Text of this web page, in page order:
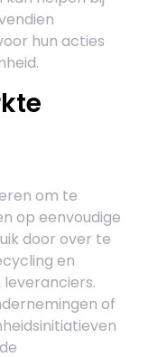
hun acties
om te
op eenvoudige
door over te
en
of